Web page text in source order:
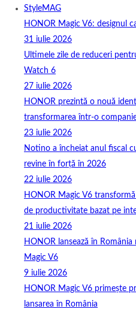
StyleMAG
HONOR Magic V6: designul
31 iulie 2026
Ultimele zile de reduceri
Watch 6
27 iulie 2026
HONOR prezintă o nouă
transformarea într-o
23 iulie 2026
Notino a încheiat anul fiscal
revine în forță în 2026
22 iulie 2026
HONOR Magic V6
de productivitate bazat pe
21 iulie 2026
HONOR lansează în
Magic V6
9 iulie 2026
HONOR Magic V6 primește
lansarea în România